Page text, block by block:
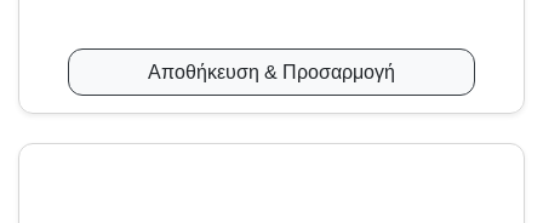
Αποθήκευση & Προσαρμογή